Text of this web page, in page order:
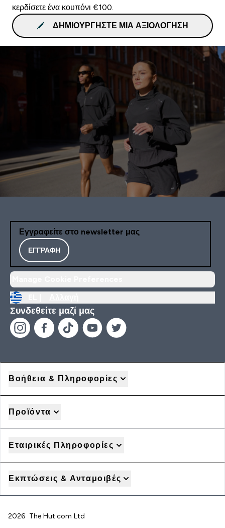
κερδίσετε ένα κουπόνι €100.
ΔΗΜΙΟΥΡΓΉΣΤΕ ΜΙΑ ΑΞΙΟΛΌΓΗΣΗ
Εγγραφείτε στο newsletter μας
ΕΓΓΡΑΦΉ
Συνδεθείτε μαζί μας
Βοήθεια & Πληροφορίες
Προϊόντα
Εταιρικές Πληροφορίες
Εκπτώσεις & Ανταμοιβές
2026 The Hut.com Ltd